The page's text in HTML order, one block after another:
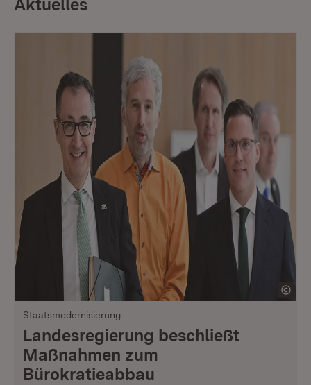
Aktuelles
Staatsmodernisierung
Landesregierung beschließt
Maßnahmen zum
Bürokratieabbau